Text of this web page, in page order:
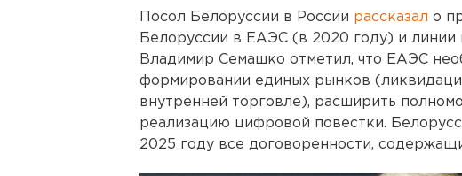
Посол Белоруссии в России рассказал о
Белоруссии в ЕАЭС (в 2020 году) и линии
Владимир Семашко отметил, что ЕАЭС
формировании единых рынков
внутренней торговле), расширить
реализацию цифровой повестки.
2025 году все договоренности,